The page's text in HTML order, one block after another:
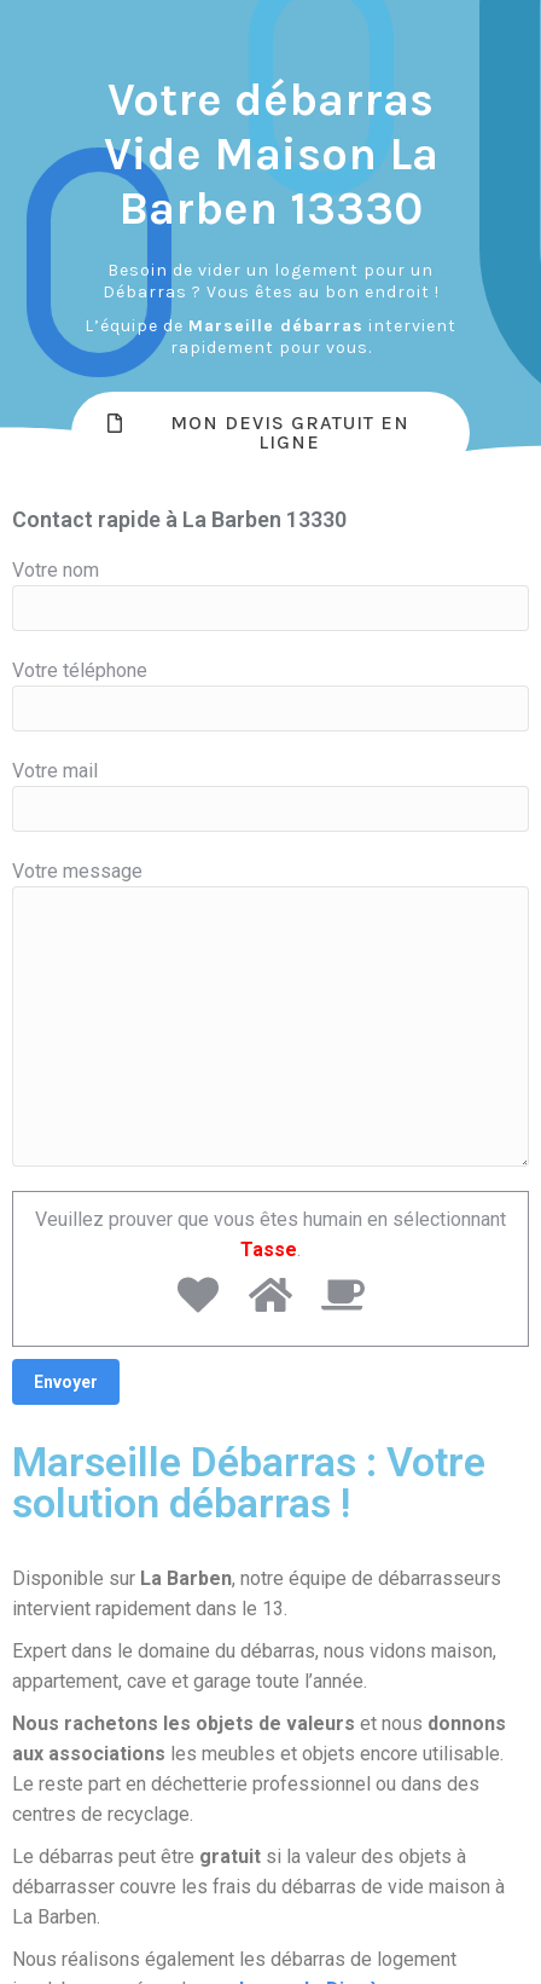
Votre débarras
Vide Maison La
Barben 13330
Besoin de vider un logement pour un
Débarras ? Vous êtes au bon endroit !
L’équipe de Marseille débarras intervient
rapidement pour vous.
MON DEVIS GRATUIT EN
LIGNE
Contact rapide à La Barben 13330
Votre nom
Votre téléphone
Votre mail
Votre message
Veuillez prouver que vous êtes humain en sélectionnant
Tasse.
Marseille Débarras : Votre
solution débarras !
Disponible sur La Barben, notre équipe de débarrasseurs
intervient rapidement dans le 13.
Expert dans le domaine du débarras, nous vidons maison,
appartement, cave et garage toute l’année.
Nous rachetons les objets de valeurs et nous donnons
aux associations les meubles et objets encore utilisable.
Le reste part en déchetterie professionnel ou dans des
centres de recyclage.
Le débarras peut être gratuit si la valeur des objets à
débarrasser couvre les frais du débarras de vide maison à
La Barben.
Nous réalisons également les débarras de logement